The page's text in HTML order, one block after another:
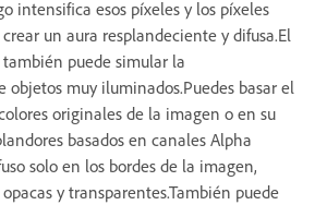
intensifica esos píxeles y los píxeles
un aura resplandeciente y difusa.El
puede simular la
objetos muy iluminados.Puedes basar el
originales de la imagen o en su
basados en canales Alpha
solo en los bordes de la imagen,
y transparentes.También puede